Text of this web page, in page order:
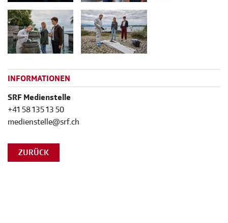
INFORMATIONEN
SRF Medienstelle
+41 58 135 13 50
medienstelle@srf.ch
ZURÜCK